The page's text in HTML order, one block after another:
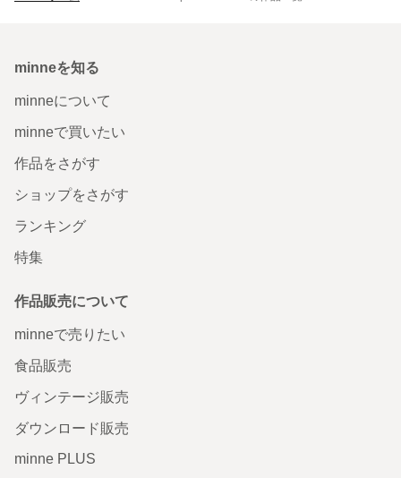
minneを知る
minneについて
minneで買いたい
作品をさがす
ショップをさがす
ランキング
特集
作品販売について
minneで売りたい
食品販売
ヴィンテージ販売
ダウンロード販売
minne PLUS